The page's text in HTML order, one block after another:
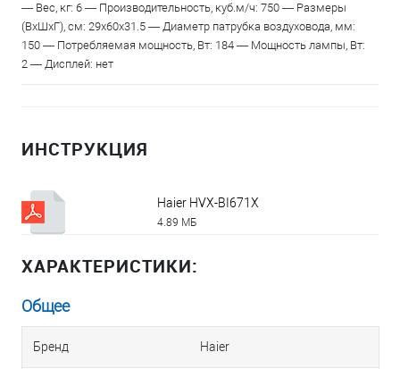
— Вес, кг: 6 — Производительность, куб.м/ч: 750 — Размеры
(ВхШхГ), см: 29х60х31.5 — Диаметр патрубка воздуховода, мм:
150 — Потребляемая мощность, Вт: 184 — Мощность лампы, Вт:
2 — Дисплей: нет
ИНСТРУКЦИЯ
Haier HVX-BI671X
4.89 МБ
ХАРАКТЕРИСТИКИ:
Общее
Бренд Haier